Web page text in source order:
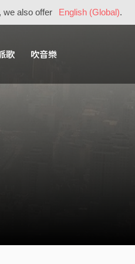
we also offer English (Global).
歌 吹音樂